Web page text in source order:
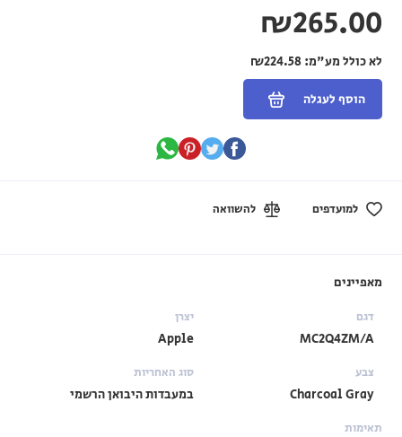
₪265.00
לא כולל מע"מ:₪224.58
הוסף לעגלה
למועדפים להשוואה
מאפיינים
דגם
MC2Q4ZM/A
יצרן
Apple
צבע
Charcoal Gray
סוג האחריות
במעבדות היבואן הרשמי
תאימות